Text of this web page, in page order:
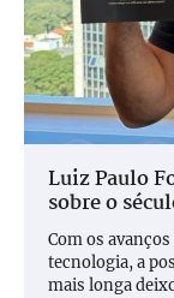
Luiz Paulo
sobre o
Com os
tecnologia, a
mais longa